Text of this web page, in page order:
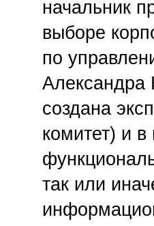
начальник
выборе
по
Александра
создана
комитет) и
так или